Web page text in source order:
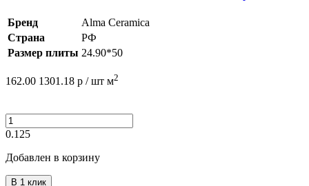
Бренд
Alma Ceramica
Страна
РФ
Размер плиты 24.90*50
162.00 1301.18 р / шт м2
0.125
Добавлен в корзину
В 1 клик